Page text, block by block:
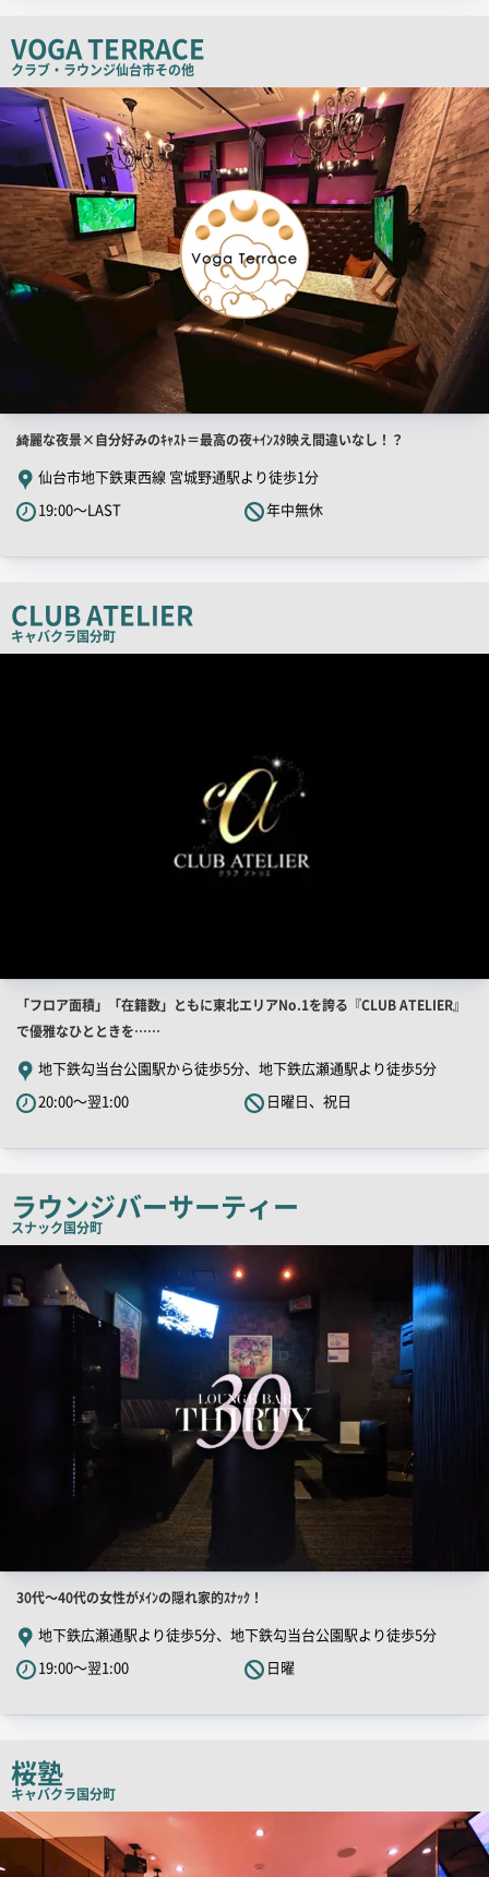
コ
ピ
ー
VOGA TERRACE
クラブ・ラウンジ仙台市その他
店
舗
PR
画
店
舗
PR
キ
コ
ピ
綺麗な夜景×自分好みのｷｬｽﾄ＝最高の夜+ｲﾝｽﾀ映え間違いなし！？
仙台市地下鉄東西線 宮城野通駅より徒歩1分
19:00～LAST
年中無休
CLUB ATELIER
キャバクラ国分町
店
店
舗
PR
キ
ャ
ピ
ー
「フロア面積」「在籍数」ともに東北エリアNo.1を誇る『CLUB ATELIER』
で優雅なひとときを……
地下鉄勾当台公園駅から徒歩5分、地下鉄広瀬通駅より徒歩5分
20:00～翌1:00
日曜日、祝日
ラウンジバーサーティー
スナック国分町
PR
画
店
舗
PR
キ
コ
ピ
ー
30代～40代の女性がﾒｲﾝの隠れ家的ｽﾅｯｸ！
地下鉄広瀬通駅より徒歩5分、地下鉄勾当台公園駅より徒歩5分
19:00～翌1:00
日曜
桜塾
キャバクラ国分町
店
舗
画